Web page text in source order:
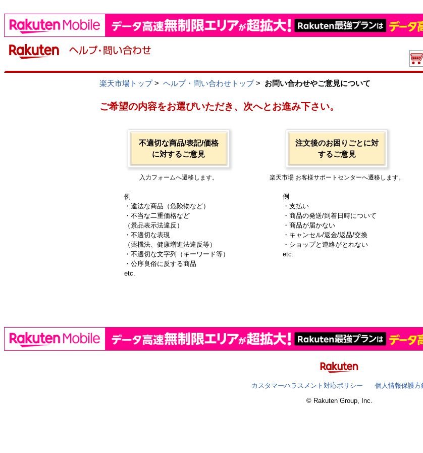
楽天市場トップ> ヘルプ・問い合わせトップ> お問い合わせやご意見について
ご希望の内容をお選びいただき、次へとお進み下さい。
不適切な商品/表記/価格
に対するご意見
入力フォームへ遷移します。
例
・違法な商品（危険物など）
・不当な二重価格など
（景品表示法違反）
・不適切な表現
（薬機法、健康増進法違反等）
・不適切な文字列（キーワード等）
・公序良俗に反する商品
etc.
注文後のお困りごとに対
するご意見
楽天市場 お客様サポートセンターへ遷移します。
例
・支払い
・商品の発送/到着日時について
・商品が届かない
・キャンセル/返金/返品/交換
・ショップと連絡がとれない
etc.
カスタマーハラスメント対応ポリシー
個人情報保護方
© Rakuten Group, Inc.